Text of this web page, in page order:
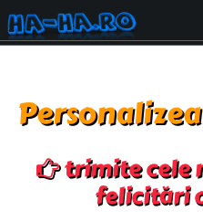
trimite cele
felicitări